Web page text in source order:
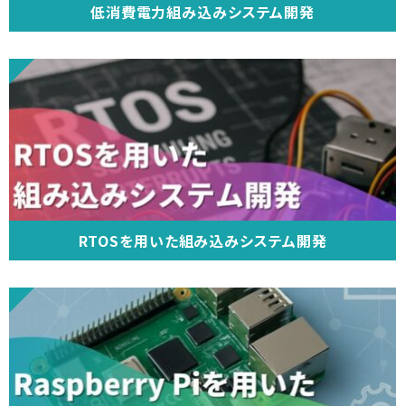
低消費電力組み込みシステム開発
RTOSを用いた組み込みシステム開発